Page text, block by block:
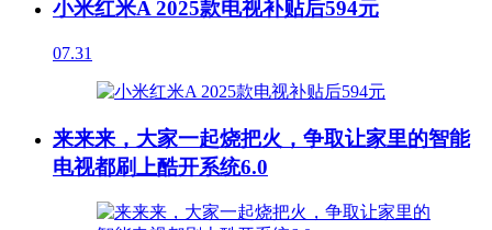
小米红米A 2025款电视补贴后594元
07.31
来来来，大家一起烧把火，争取让家里的智能
电视都刷上酷开系统6.0